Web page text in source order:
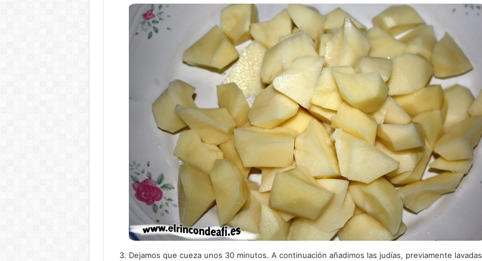
Dejamos que cueza unos 30 minutos. A continuación añadimos las judías, previamente lavadas